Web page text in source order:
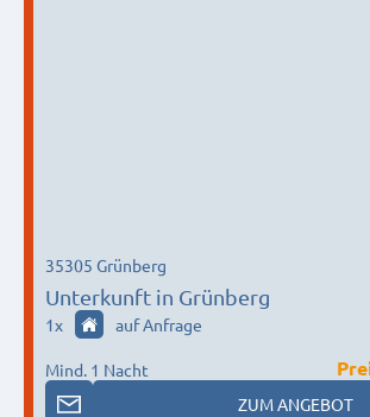
Unterkunft in Grünberg
35305 Grünberg
1x auf Anfrage
Mind. 1 Nacht
ZUM ANGEBOT